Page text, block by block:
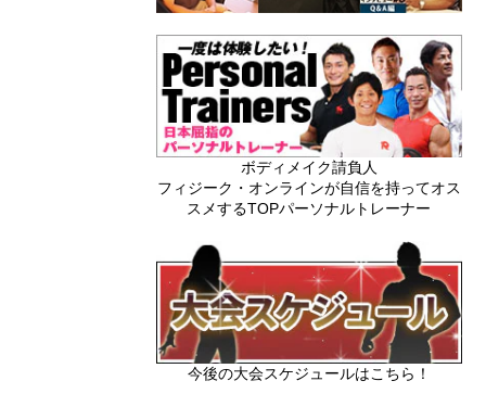
ボディメイク請負人
フィジーク・オンラインが自信を持ってオス
スメするTOPパーソナルトレーナー
今後の大会スケジュールはこちら！